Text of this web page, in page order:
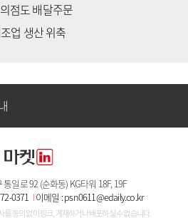
점도 배달주문
업 생산 위축
투자 창을 열다
통일로 92 (순화동) KG타워 18F, 19F
0371 I이메일 : psn0611@edaily.co.kr
동의 없이 링크, 게재하거나 배포하실 수 없습니다.